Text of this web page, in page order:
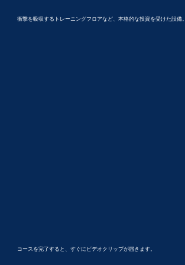
衝撃を吸収するトレーニングフロアなど、本格的な投資を受けた設備。
コースを完了すると、すぐにビデオクリップが届きます。